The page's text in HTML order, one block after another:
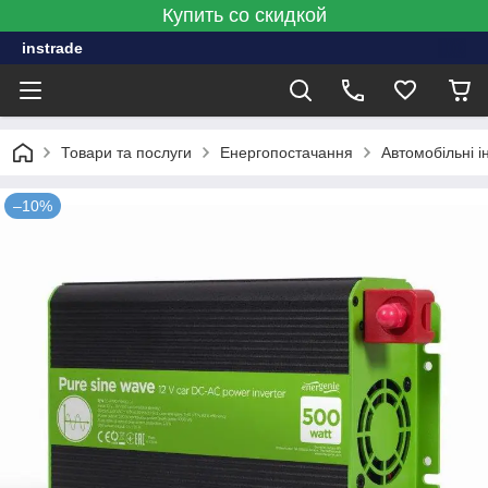
Купить со скидкой
instrade
Товари та послуги Енергопостачання Автомобільні
–10%